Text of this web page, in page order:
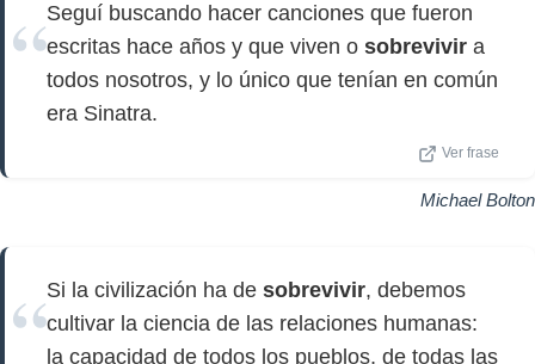
Seguí buscando hacer canciones que fueron
escritas hace años y que viven o sobrevivir a
todos nosotros, y lo único que tenían en común
era Sinatra.
Ver frase
Michael Bolton
Si la civilización ha de sobrevivir, debemos
cultivar la ciencia de las relaciones humanas:
la capacidad de todos los pueblos, de todas las